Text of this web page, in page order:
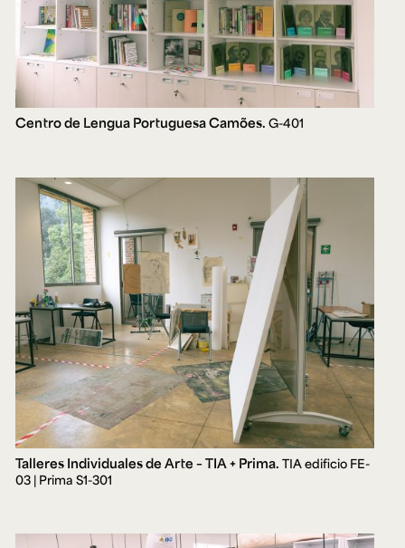
Centro de Lengua Portuguesa Camões. G-401
Talleres Individuales de Arte – TIA + Prima. TIA edificio FE-
03 | Prima S1-301